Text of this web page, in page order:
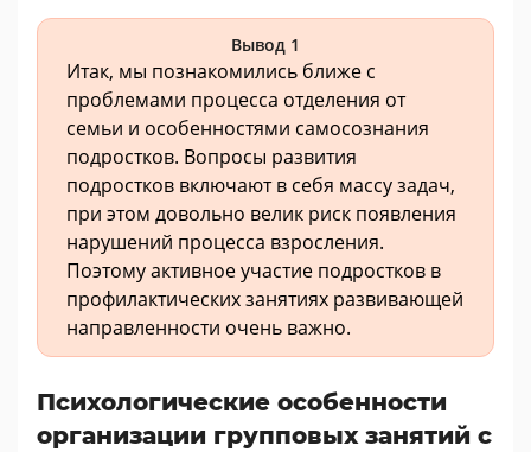
Вывод 1
Итак, мы познакомились ближе с
проблемами процесса отделения от
семьи и особенностями самосознания
подростков. Вопросы развития
подростков включают в себя массу задач,
при этом довольно велик риск появления
нарушений процесса взросления.
Поэтому активное участие подростков в
профилактических занятиях развивающей
направленности очень важно.
Психологические особенности
организации групповых занятий с